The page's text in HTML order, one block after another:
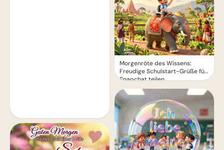
Morgenröte des Wissens:
Freudige Schulstart-Grüße für
Snapchat teilen